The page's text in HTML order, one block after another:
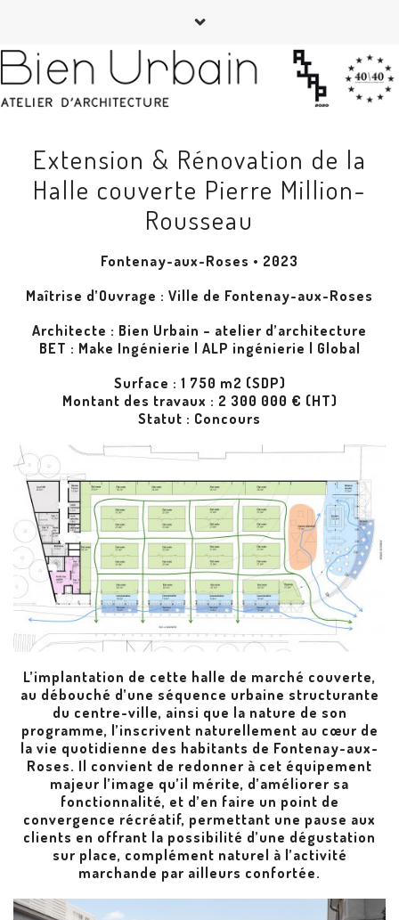
Extension & Rénovation de la
Halle couverte Pierre Million-
Rousseau
Fontenay-aux-Roses • 2023
Maîtrise d’Ouvrage : Ville de Fontenay-aux-Roses
Architecte : Bien Urbain – atelier d’architecture
BET : Make Ingénierie | ALP ingénierie | Global
Surface : 1 750 m2 (SDP)
Montant des travaux : 2 300 000 € (HT)
Statut : Concours
L’implantation de cette halle de marché couverte,
au débouché d’une séquence urbaine structurante
du centre-ville, ainsi que la nature de son
programme, l’inscrivent naturellement au cœur de
la vie quotidienne des habitants de Fontenay-aux-
Roses. Il convient de redonner à cet équipement
majeur l’image qu’il mérite, d’améliorer sa
fonctionnalité, et d’en faire un point de
convergence récréatif, permettant une pause aux
clients en offrant la possibilité d’une dégustation
sur place, complément naturel à l’activité
marchande par ailleurs confortée.